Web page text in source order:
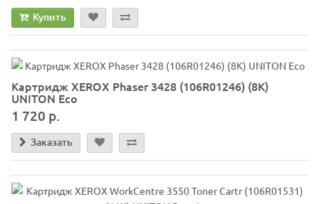
Купить
Картридж XEROX Phaser 3428 (106R01246) (8K)
UNITON Eco
1 720 р.
Заказать